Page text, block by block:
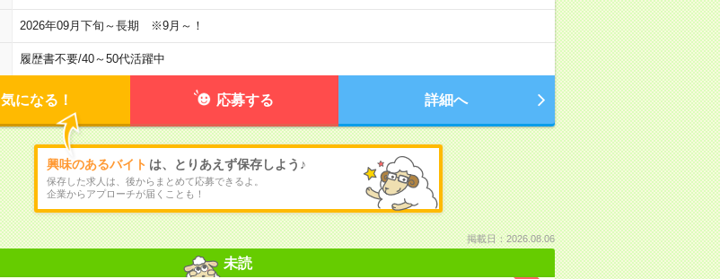
2026年09月下旬～長期 ※9月～！
履歴書不要/40～50代活躍中
気になる！ 応募する 詳細へ
興味のあるバイト は、とりあえず保存しよう♪
保存した求人は、後からまとめて応募できるよ。
企業からアプローチが届くことも！
掲載日：2026.08.06
未読